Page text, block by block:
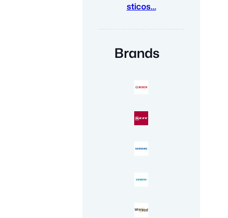
sticos…
Brands